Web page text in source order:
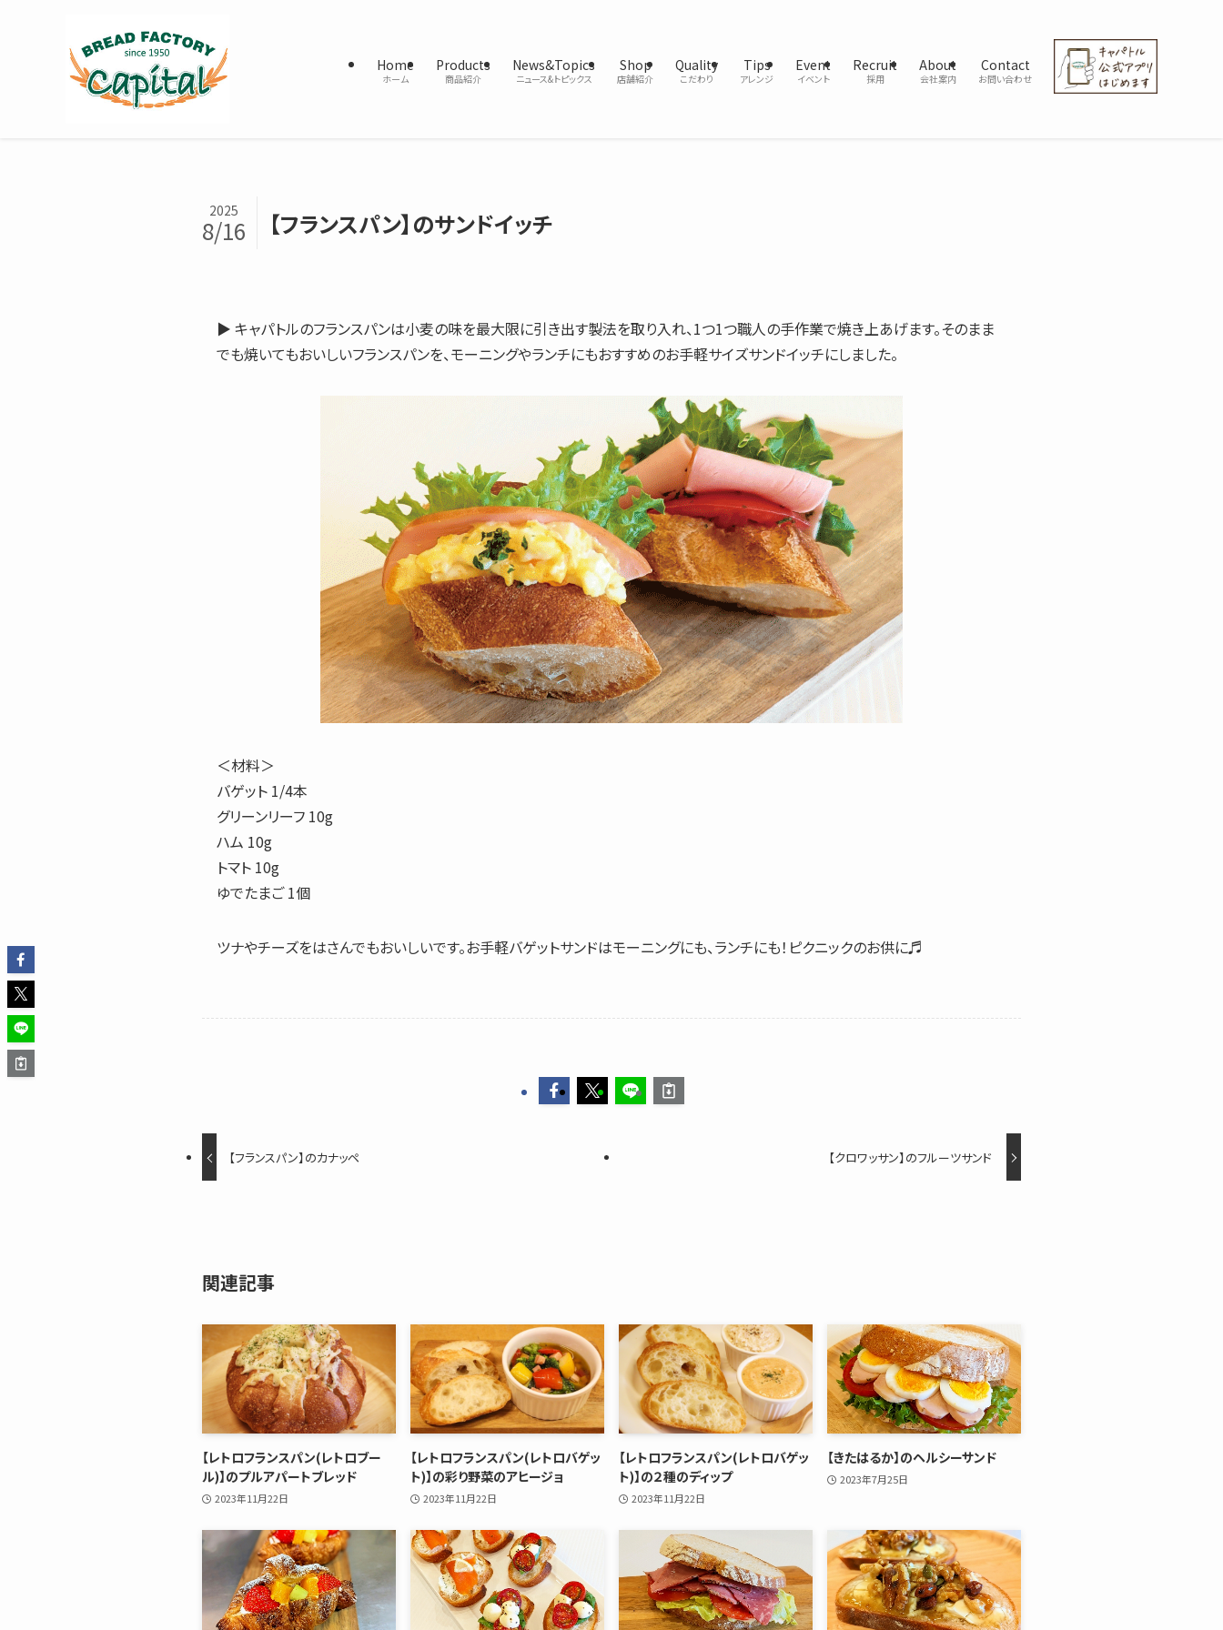
Home
ホーム
Products
商品紹介
News&Topics
ニュース&トピックス
Shop
店舗紹介
Quality
こだわり
Tips
アレンジ
Event
イベント
Recruit
採用
About
会社案内
Contact
お問い合わせ
【フランスパン】のサンドイッチ
2025
8/16
▶ キャパトルのフランスパンは小麦の味を最大限に引き出す製法を取り入れ、1つ1つ職人の手作業で焼き上あげます。そのまま
でも焼いてもおいしいフランスパンを、モーニングやランチにもおすすめのお手軽サイズサンドイッチにしました。
＜材料＞
バゲット 1/4本
グリーンリーフ 10g
ハム 10g
トマト 10g
ゆでたまご 1個
ツナやチーズをはさんでもおいしいです。お手軽バゲットサンドはモーニングにも、ランチにも！ピクニックのお供に♬
【フランスパン】のカナッペ 【クロワッサン】のフルーツサンド
関連記事
【レトロフランスパン(レトロブー
ル)】のプルアパートブレッド
2023年11月22日
【レトロフランスパン(レトロバゲッ
ト)】の彩り野菜のアヒージョ
2023年11月22日
【レトロフランスパン(レトロバゲッ
ト)】の２種のディップ
2023年11月22日
【きたはるか】のヘルシーサンド
2023年7月25日